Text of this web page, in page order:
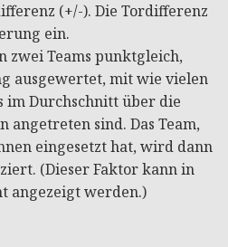
(+/-). Die Tordifferenz
ein.
zwei Teams punktgleich,
ausgewertet, mit wie vielen
im Durchschnitt über die
angetreten sind. Das Team,
eingesetzt hat, wird dann
(Dieser Faktor kann in
angezeigt werden.)